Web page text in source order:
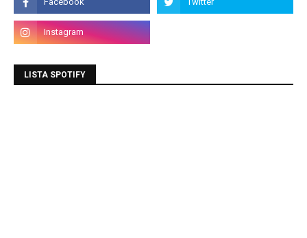
LISTA SPOTIFY